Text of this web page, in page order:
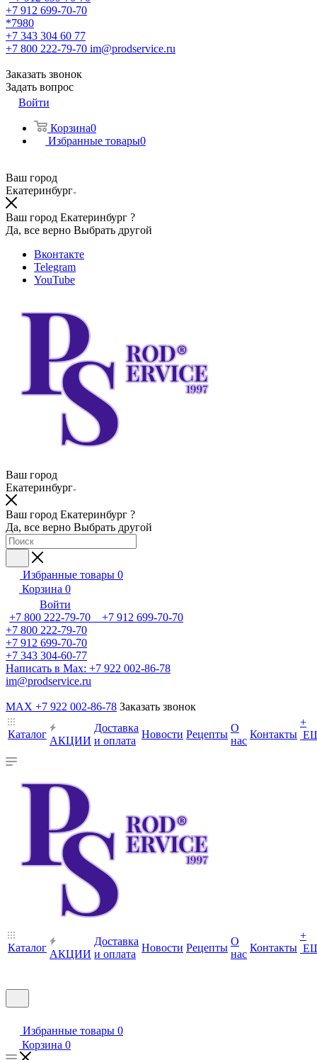
+7 912 699-70-70
*7980
+7 343 304 60 77
+7 800 222-79-70 im@prodservice.ru
Заказать звонок
Задать вопрос
Войти
Корзина0
Избранные товары0
Ваш город
Екатеринбург
Ваш город Екатеринбург ?
Да, все верно Выбрать другой
Вконтакте
Telegram
YouTube
Ваш город
Екатеринбург
Ваш город Екатеринбург ?
Да, все верно Выбрать другой
Избранные товары 0
Корзина 0
Войти
+7 800 222-79-70 +7 912 699-70-70
+7 800 222-79-70
+7 912 699-70-70
+7 343 304-60-77
Написать в Max: +7 922 002-86-78
im@prodservice.ru
MAX +7 922 002-86-78 Заказать звонок
Каталог
АКЦИИ
Доставка
и оплата
Новости Рецепты
О
нас
Контакты
+
Каталог
АКЦИИ
Доставка
и оплата
Новости Рецепты
О
нас
Контакты
+
Избранные товары 0
Корзина 0